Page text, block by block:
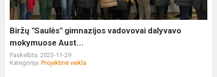
mokymuose
Aust...
Biržų "Saulės" gimnazijos vadovovai dalyvavo
mokymuose Aust...
Paskelbta: 2023-11-29
Kategorija: Projektinė veikla